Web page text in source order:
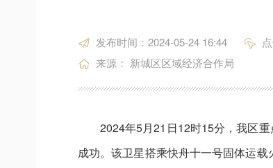
发布时间：2024-05-24 16:44
来源： 新城区区域经济合作局
2024年5月21日12时15分，我区
成功。该卫星搭乘快舟十一号固体运载